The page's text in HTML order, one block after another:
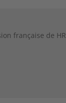
française de HR